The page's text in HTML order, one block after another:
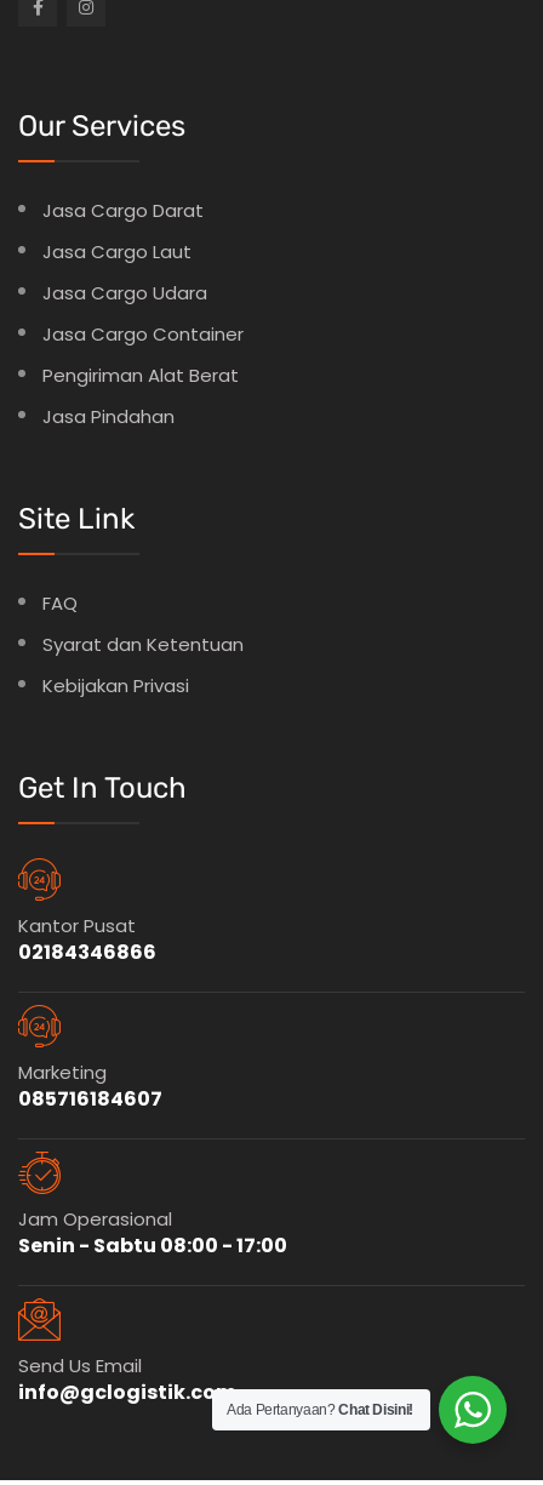
Our Services
Jasa Cargo Darat
Jasa Cargo Laut
Jasa Cargo Udara
Jasa Cargo Container
Pengiriman Alat Berat
Jasa Pindahan
Site Link
FAQ
Syarat dan Ketentuan
Kebijakan Privasi
Get In Touch
Kantor Pusat
02184346866
Marketing
085716184607
Jam Operasional
Senin - Sabtu 08:00 - 17:00
Send Us Email
info@gclogistik.com
Ada Pertanyaan?Chat Disini!